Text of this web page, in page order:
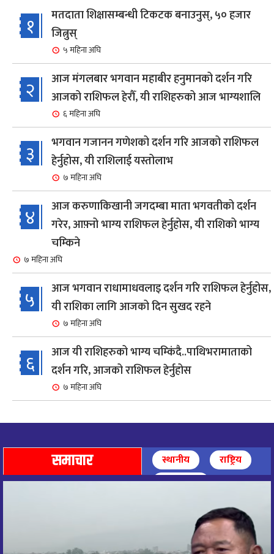
१
मतदाता शिक्षासम्बन्धी टिकटक बनाउनुस्, ५० हजार
जित्नुस्
५ महिना अघि
२
आज मंगलबार भगवान महाबीर हनुमानको दर्शन गरि
आजको राशिफल हेरौँ, यी राशिहरुको आज भाग्यशालि
६ महिना अघि
३
भगवान गजानन गणेशको दर्शन गरि आजको राशिफल
हेर्नुहोस, यी राशिलाई यस्तोलाभ
७ महिना अघि
४
आज करुणाकिखानी जगदम्बा माता भगवतीको दर्शन
गरेर, आफ़्नो भाग्य राशिफल हेर्नुहोस, यी राशिको भाग्य
चम्किने
७ महिना अघि
५
आज भगवान राधामाधवलाइ दर्शन गरि राशिफल हेर्नुहोस,
यी राशिका लागि आजको दिन सुखद रहने
७ महिना अघि
६
आज यी राशिहरुको भाग्य चम्किंदै..पाथिभरामाताको
दर्शन गरि, आजको राशिफल हेर्नुहोस
७ महिना अघि
७
८ महिना अघि
८
आज पाथिभारा माताको दर्शन गरि, दिनको सुरुवात गर्दै,
आज माताभगवती जगज्जननी पाथिभरादेवीको दर्शन गरि
समाचार स्थानीय
राष्ट्रिय
अन्तर्राष्ट्रिय